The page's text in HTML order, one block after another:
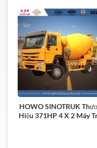
HOWO SINOTRUK
Hiệu 371HP 4 X 2 Máy